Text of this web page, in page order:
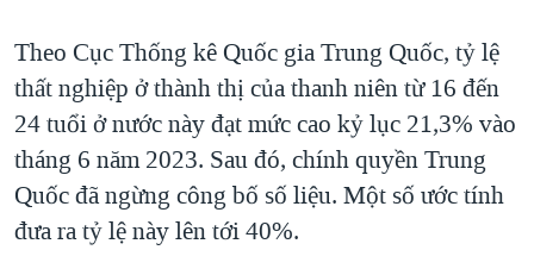
Theo Cục Thống kê Quốc gia Trung Quốc, tỷ lệ
thất nghiệp ở thành thị của thanh niên từ 16 đến
24 tuổi ở nước này đạt mức cao kỷ lục 21,3% vào
tháng 6 năm 2023. Sau đó, chính quyền Trung
Quốc đã ngừng công bố số liệu. Một số ước tính
đưa ra tỷ lệ này lên tới 40%.